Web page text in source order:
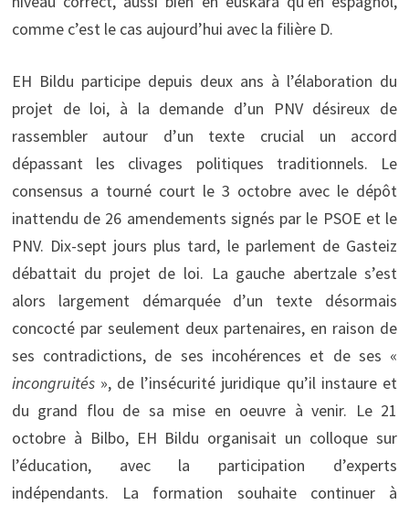
comme c’est le cas aujourd’hui avec la filière D.
EH Bildu participe depuis deux ans à l’élaboration du
projet de loi, à la demande d’un PNV désireux de
rassembler autour d’un texte crucial un accord
dépassant les clivages politiques traditionnels. Le
consensus a tourné court le 3 octobre avec le dépôt
inattendu de 26 amendements signés par le PSOE et le
PNV. Dix-sept jours plus tard, le parlement de Gasteiz
débattait du projet de loi. La gauche abertzale s’est
alors largement démarquée d’un texte désormais
concocté par seulement deux partenaires, en raison de
ses contradictions, de ses incohérences et de ses «
incongruités», de l’insécurité juridique qu’il instaure et
du grand flou de sa mise en oeuvre à venir. Le 21
octobre à Bilbo, EH Bildu organisait un colloque sur
l’éducation, avec la participation d’experts
indépendants. La formation souhaite continuer à